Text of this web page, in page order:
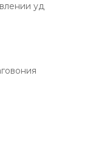
уд